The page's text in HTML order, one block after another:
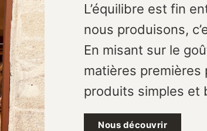
L’équilibre est fin
nous produisons,
En misant sur le
matières
produits simples et
Nous découvrir